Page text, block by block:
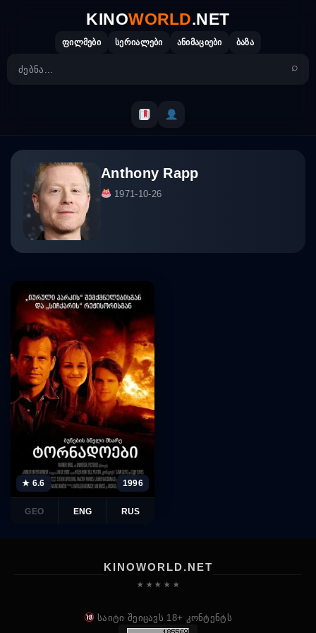
KINOWORLD.NET
ფილმები სერიალები ანიმაციები ბაზა
Anthony Rapp
1971-10-26
★ 6.6 1996
GEO ENG RUS
KINOWORLD.NET
★ ★ ★ ★ ★
საიტი შეიცავს 18+ კონტენტს